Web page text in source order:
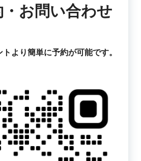
お問い合わせ
より簡単に予約が可能です。